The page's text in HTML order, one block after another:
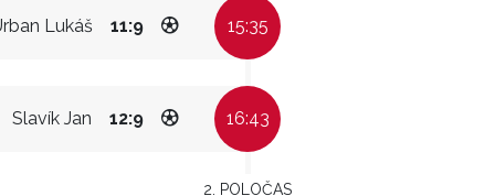
Lukáš 11:9 15:35
Slavík Jan 12:9 16:43
2. POLOČAS